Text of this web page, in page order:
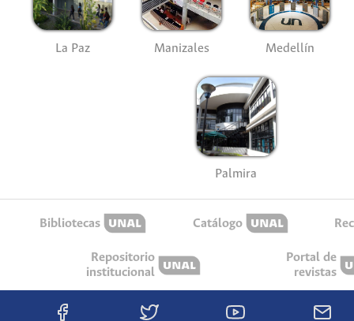
La Paz Manizales Medellín
Palmira
Bibliotecas Catálogo
Repositorio
institucional
Portal de
revistas